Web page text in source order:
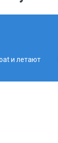
и летают